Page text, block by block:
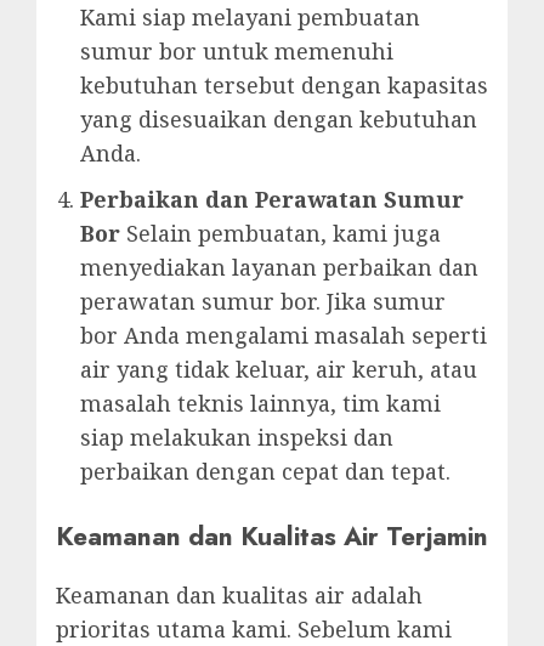
Kami siap melayani pembuatan
sumur bor untuk memenuhi
kebutuhan tersebut dengan kapasitas
yang disesuaikan dengan kebutuhan
Anda.
Perbaikan dan Perawatan Sumur
Bor Selain pembuatan, kami juga
menyediakan layanan perbaikan dan
perawatan sumur bor. Jika sumur
bor Anda mengalami masalah seperti
air yang tidak keluar, air keruh, atau
masalah teknis lainnya, tim kami
siap melakukan inspeksi dan
perbaikan dengan cepat dan tepat.
Keamanan dan Kualitas Air Terjamin
Keamanan dan kualitas air adalah
prioritas utama kami. Sebelum kami